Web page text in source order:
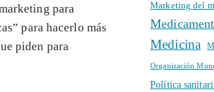
para
para hacerlo más
piden para
Marketing del
Medicina
Organización
Política